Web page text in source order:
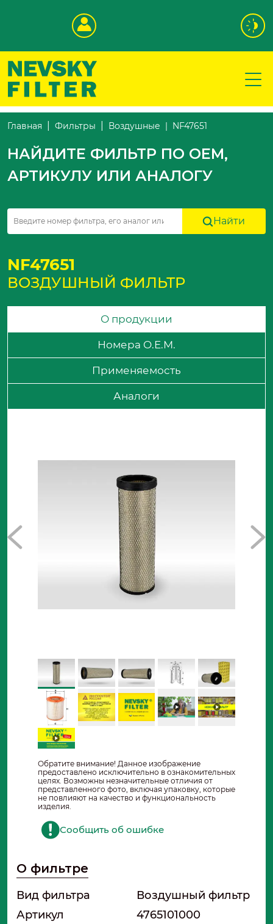
Главная Фильтры Воздушные NF47651
НАЙДИТЕ ФИЛЬТР ПО OEM,
АРТИКУЛУ ИЛИ АНАЛОГУ
Найти
NF47651
ВОЗДУШНЫЙ ФИЛЬТР
О продукции
Номера O.E.M.
Применяемость
Аналоги
Обратите внимание! Данное изображение
предоставлено исключительно в ознакомительных
целях. Возможны незначительные отличия от
представленного фото, включая упаковку, которые
не повлияют на качество и функциональность
изделия.
Сообщить об ошибке
О фильтре
Вид фильтра
Воздушный фильтр
Артикул
4765101000